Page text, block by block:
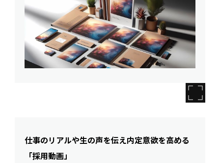
仕事のリアルや生の声を伝え内定意欲を高める
「採用動画」